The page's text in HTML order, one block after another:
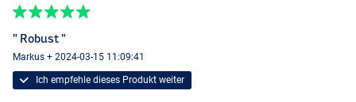
" Robust "
Markus + 2024-03-15 11:09:41
Ich empfehle dieses Produkt weiter